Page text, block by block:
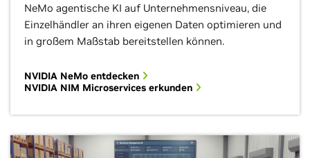
NeMo agentische KI auf Unternehmensniveau, die
Einzelhändler an ihren eigenen Daten optimieren und
in großem Maßstab bereitstellen können.
NVIDIA NeMo entdecken
NVIDIA NIM Microservices erkunden